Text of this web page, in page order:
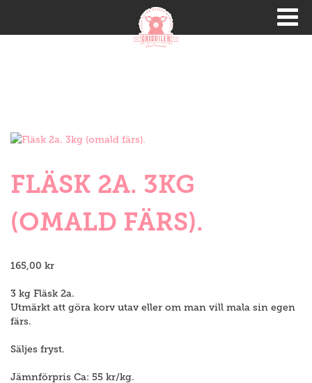
FLÄSK 2A. 3KG
(OMALD FÄRS).
165,00 kr
3 kg Fläsk 2a.
Utmärkt att göra korv utav eller om man vill mala sin egen
färs.
Säljes fryst.
Jämnförpris Ca: 55 kr/kg.